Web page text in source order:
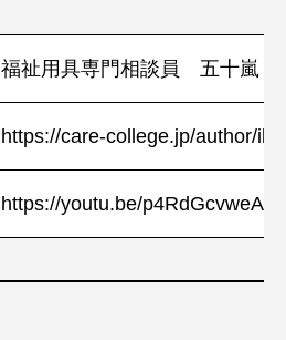
福祉用具専門相談員 五十嵐
https://care-college.jp/author/
https://youtu.be/